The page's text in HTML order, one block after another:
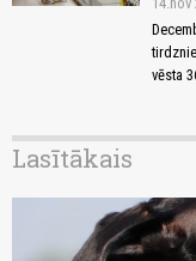
vēsta
Lasītākais